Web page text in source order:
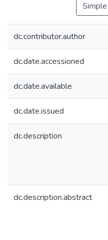
dc.contributor.author
dc.date.accessioned
dc.date.available
dc.date.issued
dc.description
dc.description.abstract